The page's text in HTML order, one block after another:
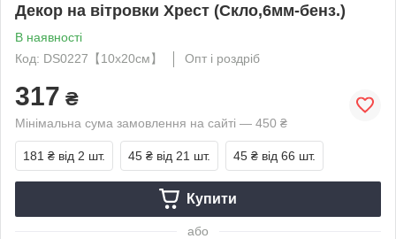
Декор на вітровки Хрест (Скло,6мм-бенз.)
В наявності
Код: DS0227【10x20см】
Опт і роздріб
317 ₴
Мінімальна сума замовлення на сайті — 450 ₴
181 ₴ від 2 шт. 45 ₴ від 21 шт. 45 ₴ від 66 шт.
Купити
або